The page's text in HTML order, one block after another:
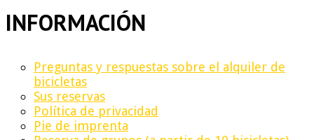
INFORMACIÓN
Preguntas y respuestas sobre el alquiler de
bicicletas
Sus reservas
Política de privacidad
Pie de imprenta